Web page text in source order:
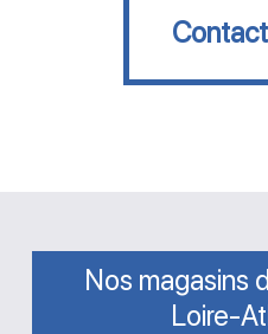
Nos magasins
Loire-